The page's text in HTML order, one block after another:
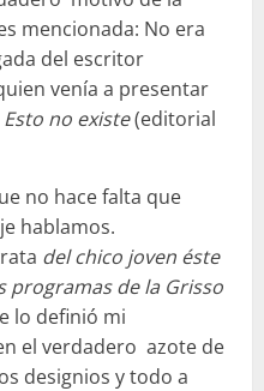
mencionada: No era
del escritor
venía a presentar
Esto no existe(editorial
no hace falta que
hablamos.
del chico joven éste
programas de la Grisso
lo definió mi
el verdadero azote de
designios y todo a